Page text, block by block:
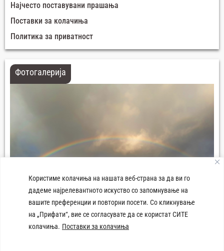
Користиме колачиња на нашата веб-страна за да ви го
дадеме најрелевантното искуство со запомнување на
вашите преференции и повторни посети. Со кликнување
на „Прифати“, вие се согласувате да се користат СИТЕ
колачиња. Поставки за колачиња
Најчесто поставувани прашања
Поставки за колачиња
Политика за приватност
Фотогалерија